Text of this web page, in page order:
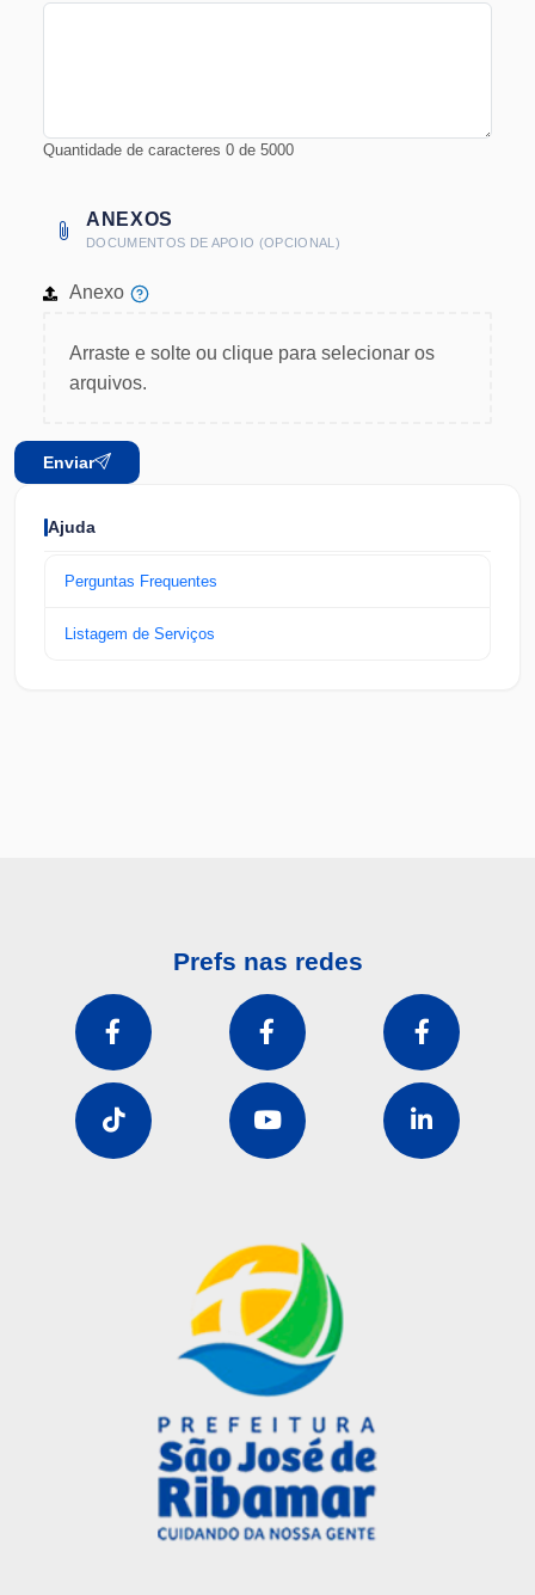
Quantidade de caracteres 0 de 5000
ANEXOS
DOCUMENTOS DE APOIO (OPCIONAL)
Anexo
Arraste e solte ou clique para selecionar os
arquivos.
Enviar
Ajuda
Perguntas Frequentes
Listagem de Serviços
Prefs nas redes